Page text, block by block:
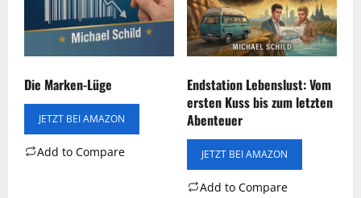
Die Marken-Lüge
JETZT BEI AMAZON
Add to Compare
Endstation Lebenslust: Vom
ersten Kuss bis zum letzten
Abenteuer
JETZT BEI AMAZON
Add to Compare